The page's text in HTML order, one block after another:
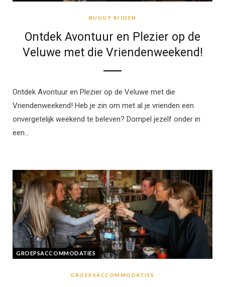
BUGGY RIJDEN
Ontdek Avontuur en Plezier op de
Veluwe met die Vriendenweekend!
Ontdek Avontuur en Plezier op de Veluwe met die
Vriendenweekend! Heb je zin om met al je vrienden een
onvergetelijk weekend te beleven? Dompel jezelf onder in
een…
GROEPSACCOMMODATIES
GROEPSACCOMMODATIES